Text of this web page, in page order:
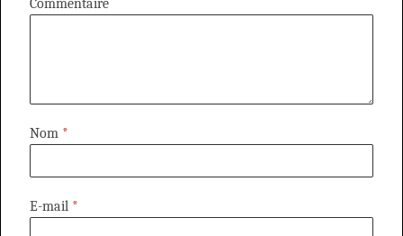
Commentaire
Nom *
E-mail *